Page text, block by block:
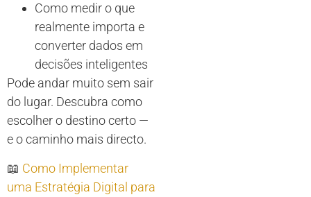
Como medir o que
realmente importa e
converter dados em
decisões inteligentes
Pode andar muito sem sair
do lugar. Descubra como
escolher o destino certo —
e o caminho mais directo.
📖 Como Implementar
uma Estratégia Digital para